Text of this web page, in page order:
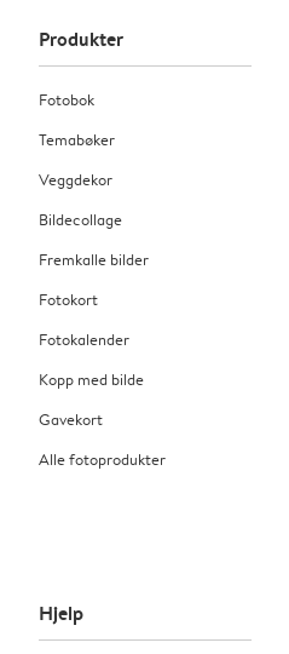
Produkter
Fotobok
Temabøker
Veggdekor
Bildecollage
Fremkalle bilder
Fotokort
Fotokalender
Kopp med bilde
Gavekort
Alle fotoprodukter
Hjelp